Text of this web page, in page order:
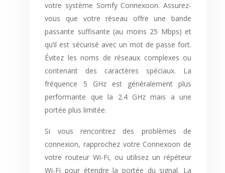
votre système Somfy Connexoon. Assurez-
vous que votre réseau offre une bande
passante suffisante (au moins 25 Mbps) et
qu’il est sécurisé avec un mot de passe fort.
Évitez les noms de réseaux complexes ou
contenant des caractères spéciaux. La
fréquence 5 GHz est généralement plus
performante que la 2.4 GHz mais a une
portée plus limitée.
Si vous rencontrez des problèmes de
connexion, rapprochez votre Connexoon de
votre routeur Wi-Fi, ou utilisez un répéteur
Wi-Fi pour étendre la portée du signal. La